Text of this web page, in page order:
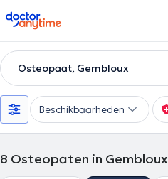
doctoranytime
Osteopaat, Gembloux
Beschikbaarheden
8 Osteopaten in Gembloux